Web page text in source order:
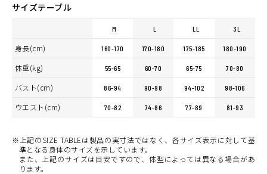
サイズテーブル
M L LL 3L
身長(cm) 160-170 170-180 175-185 180-190
体重(kg) 55-65 60-70 65-75 70-80
バスト(cm) 86-94 90-98 94-102 98-106
ウエスト(cm) 70-82 74-86 77-89 81-93
※上記のSIZE TABLEは製品の実寸法ではなく、各サイズ表示に対して基
準となる身体のサイズを示しています。
また、上記のサイズは目安ですので、体型によっては異なる場合があ
ります。